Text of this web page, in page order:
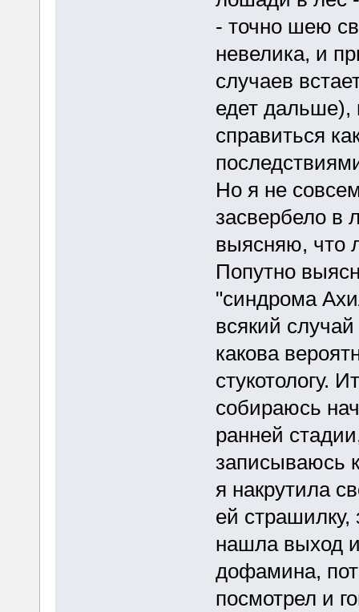
- точно шею
невелика, и
случаев
едет дальше),
справиться
Но я не
засвербело в
выясняю, что
Попутно
"синдрома
всякий
какова
стукотологу.
собираюсь
ранней
записываюсь
я накрутила
ей страшилку,
нашла выход
дофамина,
посмотрел и